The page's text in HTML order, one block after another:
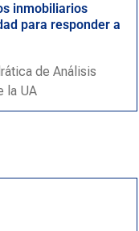
inmobiliarios
para responder a
de Análisis
la UA